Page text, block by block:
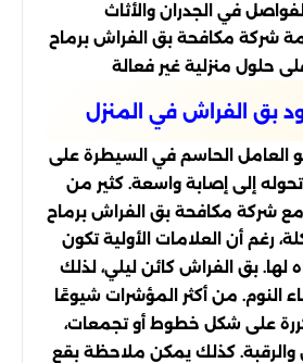
في الجدران والأثاث
شركة مكافحة بق الفراش برماح
على حلول منزلية غير فعالة
بق الفراش في المنزل
العامل الحاسم في السيطرة على
إلى إصابة واسعة. كثير من
مع شركة مكافحة بق الفراش برماح
رغم أن العلامات الأولية تكون
لها. بق الفراش كائن ليلي، لذلك
النوم. من أكثر المؤشرات شيوعًا
على شكل خطوط أو تجمعات،
والرقبة. كذلك يمكن ملاحظة بقع